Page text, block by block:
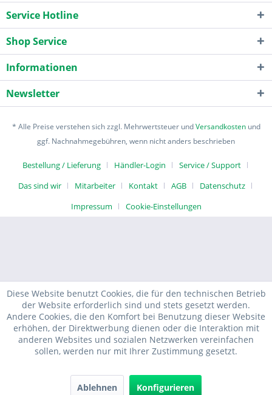
Service Hotline
Shop Service
Informationen
Newsletter
* Alle Preise verstehen sich zzgl. Mehrwertsteuer undVersandkostenund
ggf. Nachnahmegebühren, wenn nicht anders beschrieben
Bestellung / Lieferung Händler-Login
Service / Support
Das sind wir
Mitarbeiter Kontakt AGB
Datenschutz
Impressum
Cookie-Einstellungen
Diese Website benutzt Cookies, die für den technischen Betrieb
der Website erforderlich sind und stets gesetzt werden.
Andere Cookies, die den Komfort bei Benutzung dieser Website
erhöhen, der Direktwerbung dienen oder die Interaktion mit
anderen Websites und sozialen Netzwerken vereinfachen
sollen, werden nur mit Ihrer Zustimmung gesetzt.
Ablehnen Konfigurieren